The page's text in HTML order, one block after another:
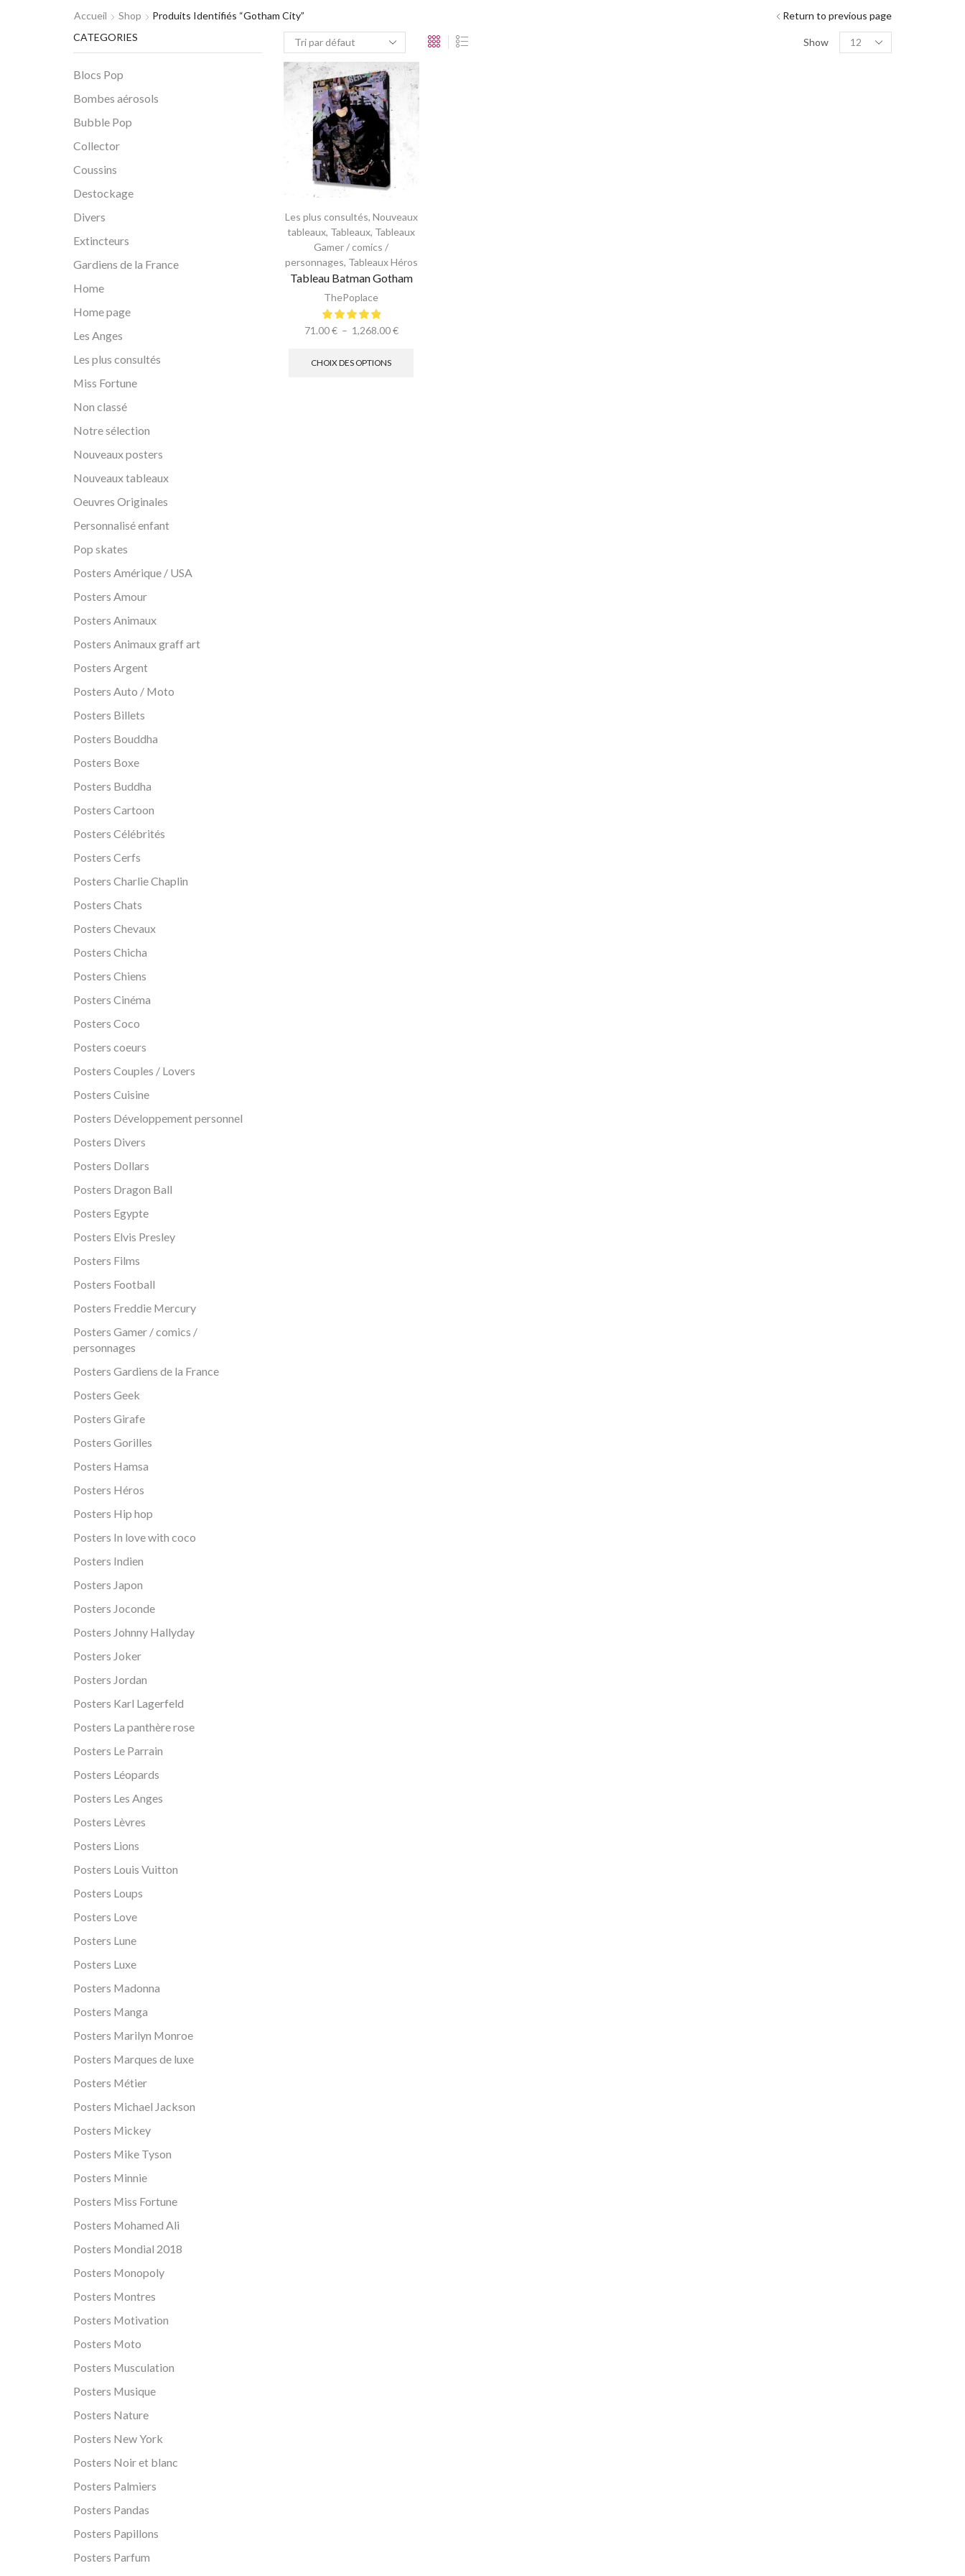
Accueil Shop Produits Identifiés “gotham City” Return to previous page
Show
Les plus consultés, Nouveaux
tableaux, Tableaux, Tableaux
Gamer / comics /
personnages, Tableaux Héros
Tableau Batman Gotham
ThePoplace
71.00€ – 1,268.00€
CHOIX DES OPTIONS
CATEGORIES
Blocs Pop
Bombes aérosols
Bubble Pop
Collector
Coussins
Destockage
Divers
Extincteurs
Gardiens de la France
Home
Home page
Les Anges
Les plus consultés
Miss Fortune
Non classé
Notre sélection
Nouveaux posters
Nouveaux tableaux
Oeuvres Originales
Personnalisé enfant
Pop skates
Posters Amérique / USA
Posters Amour
Posters Animaux
Posters Animaux graff art
Posters Argent
Posters Auto / Moto
Posters Billets
Posters Bouddha
Posters Boxe
Posters Buddha
Posters Cartoon
Posters Célébrités
Posters Cerfs
Posters Charlie Chaplin
Posters Chats
Posters Chevaux
Posters Chicha
Posters Chiens
Posters Cinéma
Posters Coco
Posters coeurs
Posters Couples / Lovers
Posters Cuisine
Posters Développement personnel
Posters Divers
Posters Dollars
Posters Dragon Ball
Posters Egypte
Posters Elvis Presley
Posters Films
Posters Football
Posters Freddie Mercury
Posters Gamer / comics /
personnages
Posters Gardiens de la France
Posters Geek
Posters Girafe
Posters Gorilles
Posters Hamsa
Posters Héros
Posters Hip hop
Posters In love with coco
Posters Indien
Posters Japon
Posters Joconde
Posters Johnny Hallyday
Posters Joker
Posters Jordan
Posters Karl Lagerfeld
Posters La panthère rose
Posters Le Parrain
Posters Léopards
Posters Les Anges
Posters Lèvres
Posters Lions
Posters Louis Vuitton
Posters Loups
Posters Love
Posters Lune
Posters Luxe
Posters Madonna
Posters Manga
Posters Marilyn Monroe
Posters Marques de luxe
Posters Métier
Posters Michael Jackson
Posters Mickey
Posters Mike Tyson
Posters Minnie
Posters Miss Fortune
Posters Mohamed Ali
Posters Mondial 2018
Posters Monopoly
Posters Montres
Posters Motivation
Posters Moto
Posters Musculation
Posters Musique
Posters Nature
Posters New York
Posters Noir et blanc
Posters Palmiers
Posters Pandas
Posters Papillons
Posters Parfum